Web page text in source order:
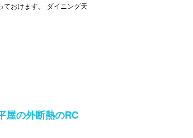
ておけます。 ダイニング天
屋の外断熱のRC